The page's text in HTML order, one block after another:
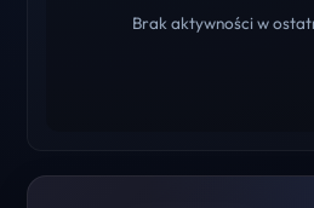
Brak aktywności w